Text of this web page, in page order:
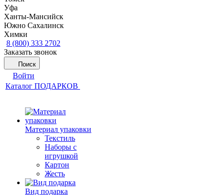
Уфа
Ханты-Мансийск
Южно Сахалинск
Химки
8 (800) 333 2702
Заказать звонок
Поиск
Войти
Каталог ПОДАРКОВ
Материал упаковки
Текстиль
Наборы с
игрушкой
Картон
Жесть
Вид подарка